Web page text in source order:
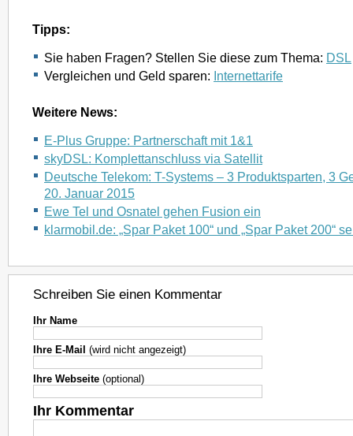
Tipps:
Sie haben Fragen? Stellen Sie diese zum Thema: DSL
Vergleichen und Geld sparen: Internettarife
Weitere News:
E-Plus Gruppe: Partnerschaft mit 1&1
skyDSL: Komplettanschluss via Satellit
Deutsche Telekom: T-Systems – 3 Produktsparten, 3
20. Januar 2015
Ewe Tel und Osnatel gehen Fusion ein
klarmobil.de: „Spar Paket 100“ und „Spar Paket 200“
Schreiben Sie einen Kommentar
Ihr Name
Ihre E-Mail (wird nicht angezeigt)
Ihre Webseite (optional)
Ihr Kommentar